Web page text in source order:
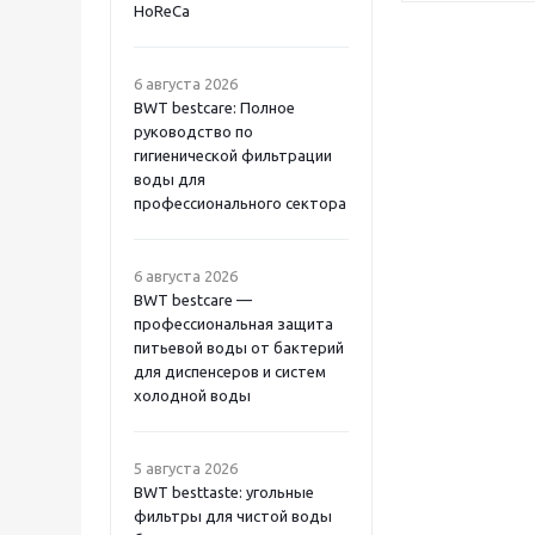
HoReCa
6 августа 2026
BWT bestcare: Полное
руководство по
гигиенической фильтрации
воды для
профессионального сектора
6 августа 2026
BWT bestcare —
профессиональная защита
питьевой воды от бактерий
для диспенсеров и систем
холодной воды
5 августа 2026
BWT besttaste: угольные
фильтры для чистой воды